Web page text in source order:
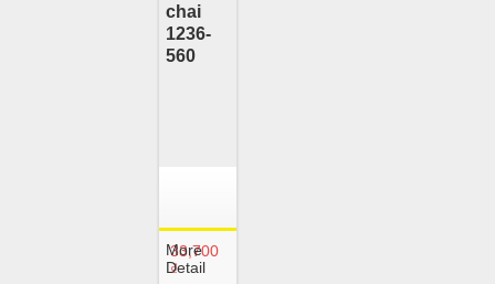
chai
1236-
560
33,700
₫
More
Detail